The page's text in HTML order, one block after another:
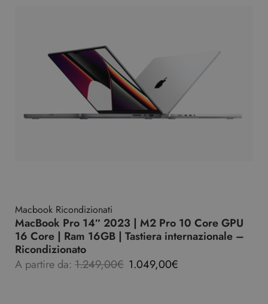
Macbook Ricondizionati
MacBook Pro 14″ 2023 | M2 Pro 10 Core GPU
16 Core | Ram 16GB | Tastiera internazionale –
Ricondizionato
A partire da: 1.249,00€ 1.049,00€